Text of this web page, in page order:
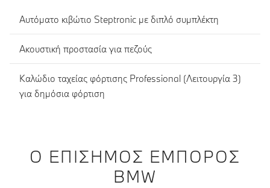
Αυτόματο κιβώτιο Steptronic με διπλό συμπλέκτη
Ακουστική προστασία για πεζούς
Καλώδιο ταχείας φόρτισης Professional (Λειτουργία 3)
για δημόσια φόρτιση
Ο ΕΠΊΣΗΜΟΣ ΈΜΠΟΡΟΣ
BMW